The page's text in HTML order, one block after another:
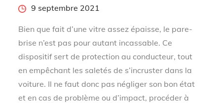
Posted9 septembre 2021
Bien que fait d’une vitre assez épaisse, le pare-
brise n’est pas pour autant incassable. Ce
dispositif sert de protection au conducteur, tout
en empêchant les saletés de s’incruster dans la
voiture. Il ne faut donc pas négliger son bon état
et en cas de problème ou d’impact, procéder à